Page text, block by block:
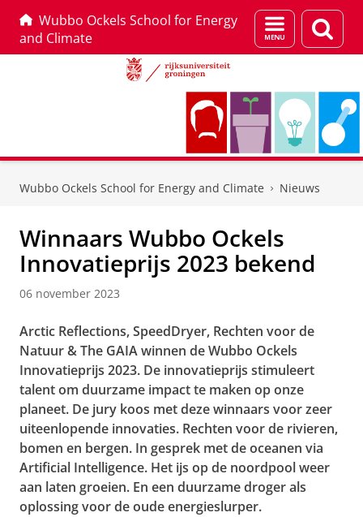
Wubbo Ockels School for Energy
and Climate
Menu
en
Wubbo Ockels School for Energy and Climate Nieuws
Winnaars Wubbo Ockels
Innovatieprijs 2023 bekend
06 november 2023
Arctic Reflections, SpeedDryer, Rechten voor de
Natuur & The GAIA winnen de Wubbo Ockels
Innovatieprijs 2023. De innovatieprijs stimuleert
talent om duurzame impact te maken op onze
planeet. De jury koos met deze winnaars voor zeer
uiteenlopende innovaties. Rechten voor de rivieren,
bomen en bergen. In gesprek met de oceanen via
Artificial Intelligence. Het ijs op de noordpool weer
aan laten groeien. En een duurzame droger als
oplossing voor de oude energieslurper.